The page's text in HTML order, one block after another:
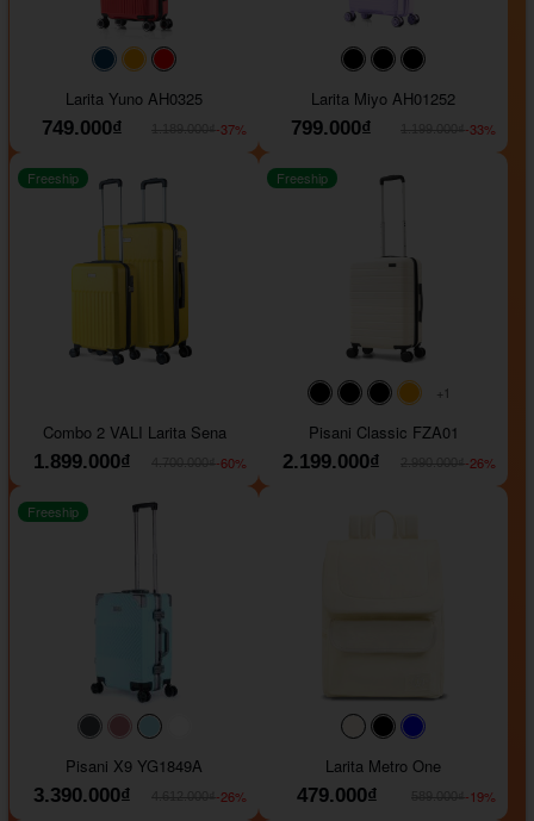
#093f69#ffa500
Larita Yuno AH0325
749.000₫
-37%
#000000#000000
Larita Miyo AH01252
799.000₫
-33%
Freeship
Combo 2 VALI Larita Sena
1.899.000₫
-60%
#000000#000000
#000000
#ffa500
+1
Freeship
Pisani Classic FZA01
2.199.000₫
-26%
#40454a#b76e79
#9ad8e7
Freeship
Pisani X9 YG1849A
3.390.000₫
-26%
#faf0e6#000000
Larita Metro One
479.000₫
-19%